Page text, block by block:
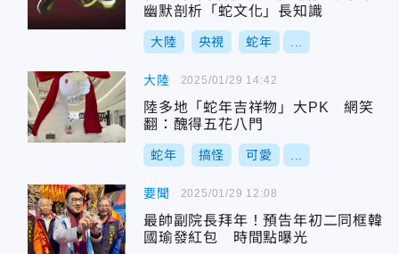
幽默剖析「蛇文化」長知識
大陸 央視 蛇年
大陸
陸多地「蛇年吉祥物」大PK 網笑
翻：醜得五花八門
蛇年 搞怪 可愛
2025/01/29 14:42
要聞
最帥副院長拜年！預告年初二同框韓
國瑜發紅包 時間點曝光
2025/01/29 12:08